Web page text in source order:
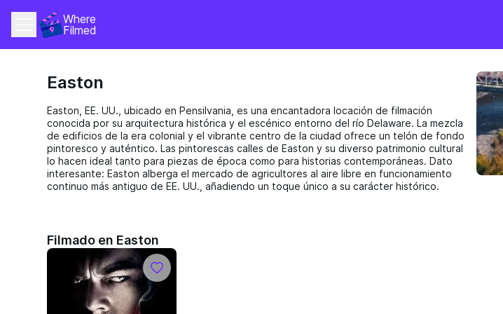
Where
Filmed
Easton
Easton, EE. UU., ubicado en Pensilvania, es una encantadora locación de filmación
conocida por su arquitectura histórica y el escénico entorno del río Delaware. La mezcla
de edificios de la era colonial y el vibrante centro de la ciudad ofrece un telón de fondo
pintoresco y auténtico. Las pintorescas calles de Easton y su diverso patrimonio cultural
lo hacen ideal tanto para piezas de época como para historias contemporáneas. Dato
interesante: Easton alberga el mercado de agricultores al aire libre en funcionamiento
continuo más antiguo de EE. UU., añadiendo un toque único a su carácter histórico.
Filmado en Easton